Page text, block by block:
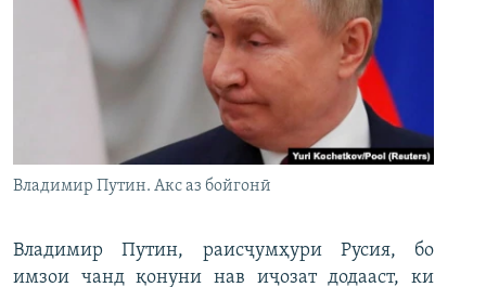
Владимир Путин. Акс аз бойгонӣ
Владимир Путин, раисҷумҳури Русия, бо
имзои чанд қонуни нав иҷозат додааст, ки